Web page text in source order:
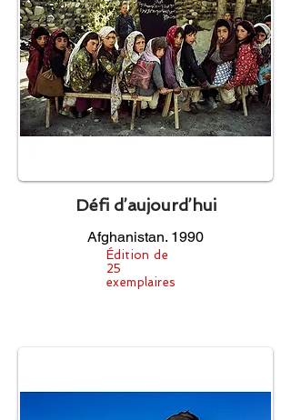
Défi d’aujourd’hui
Afghanistan. 1990
Édition de
25
exemplaires